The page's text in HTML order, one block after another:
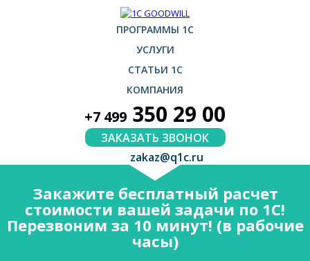
ПРОГРАММЫ 1С
УСЛУГИ
СТАТЬИ 1С
КОМПАНИЯ
+7 499 350 29 00
ЗАКАЗАТЬ ЗВОНОК
zakaz@q1c.ru
Закажите бесплатный расчет
стоимости вашей задачи по 1С!
Перезвоним за 10 минут! (в рабочие
часы)